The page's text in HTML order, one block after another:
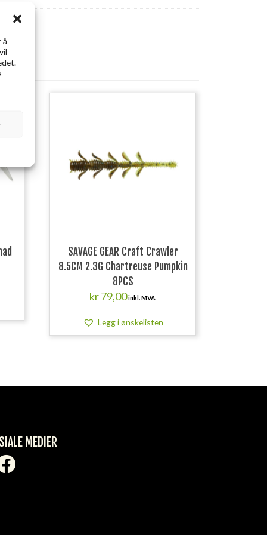
å
SAVAGE GEAR Craft Crawler
8.5CM 2.3G Chartreuse Pumpkin
8PCS
kr79,00inkl. MVA.
Legg i ønskelisten
MEDIER